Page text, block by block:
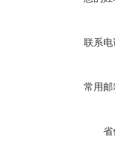
联系电
常用邮
省